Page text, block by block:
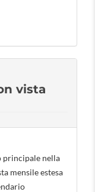
vista
principale nella
mensile estesa